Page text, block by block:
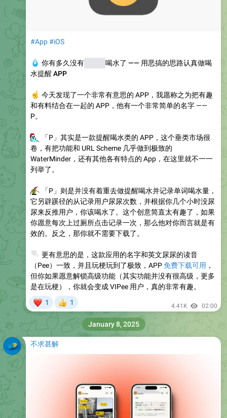
#App#iOS
你有多久没有尿尿和 喝水了 —— 用恶搞的思路认真做喝
水提醒 APP
今天发现了一个非常有意思的 APP，我愿称之为把有趣
和有料结合在一起的 APP，他有一个非常简单的名字 ——
P。
「P」其实是一款提醒喝水类的 APP，这个垂类市场很
卷，有把功能和 URL Scheme 几乎做到极致的
WaterMinder，还有其他各有特点的 App，在这里就不一一
列举了。
「P」则是并没有着重去做提醒喝水并记录单词喝水量，
它另辟蹊径的从记录用户尿尿次数，并根据你几个小时没尿
尿来反推用户，你该喝水了。这个创意简直太有趣了，如果
你愿意每次上过厕所点击记录一次，那么他对你而言就是有
效的。反之，那你就不需要下载了。
更有意思的是，这款应用的名字和英文尿尿的读音
（Pee）一致，并且玩梗玩到了极致，APP免费下载可用 ，
但你如果愿意解锁高级功能（其实功能并没有很高级，更多
是在玩梗），你就会变成 VIPee 用户，真的非常有趣。
1 1 4.41K 02:00
不求甚解
January 8, 2025